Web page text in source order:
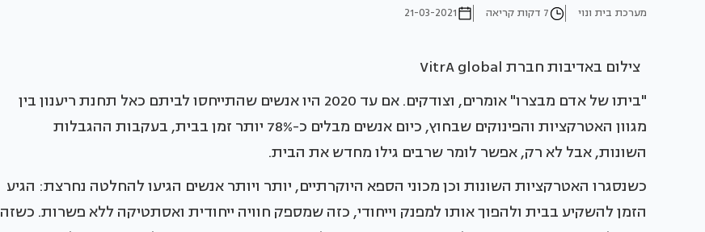
מערכת בית ונוי 7 דקות קריאה 21-03-2021
צילום באדיבות חברת VitrA global
"ביתו של אדם מבצרו" אומרים, וצודקים. אם עד 2020 היו אנשים שהתייחסו לביתם כאל תחנת ריענון בין
מגוון האטרקציות והפינוקים שבחוץ, כיום אנשים מבלים כ-78% יותר זמן בבית, בעקבות ההגבלות
השונות, אבל לא רק, אפשר לומר שרבים גילו מחדש את הבית.
כשנסגרו האטרקציות השונות וכן מכוני הספא היוקרתיים, יותר ויותר אנשים הגיעו להחלטה נחרצת: הגיע
הזמן להשקיע בבית ולהפוך אותו למפנק וייחודי, כזה שמספק חוויה ייחודית ואסתטיקה ללא פשרות. כשזה